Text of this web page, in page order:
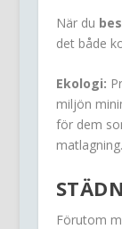
När du
det både
Ekologi:
miljön
för dem
matlagning.
Förutom